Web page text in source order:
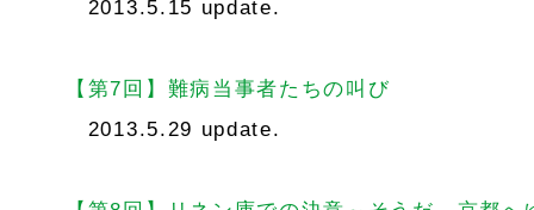
2013.5.15 update.
【第7回】難病当事者たちの叫び
2013.5.29 update.